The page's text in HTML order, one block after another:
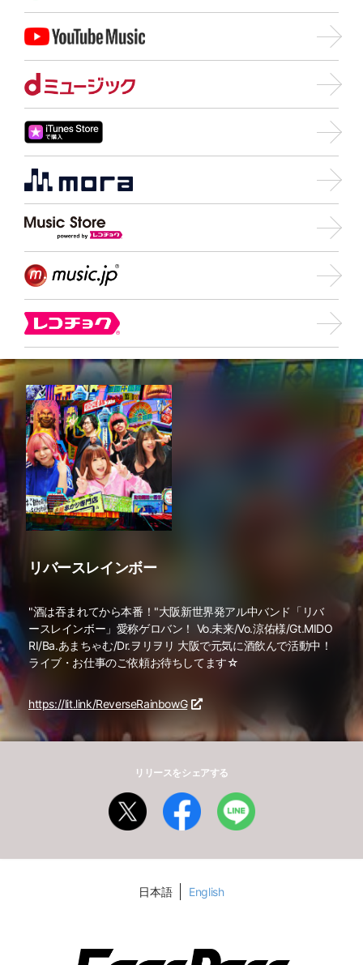
リバースレインボー
"酒は吞まれてから本番！"大阪新世界発アル中バンド「リバ
ースレインボー」愛称ゲロバン！ Vo.未来/Vo.涼佑様/Gt.MIDO
RI/Ba.あまちゃむ/Dr.ヲリヲリ 大阪で元気に酒飲んで活動中！
ライブ・お仕事のご依頼お待ちしてます☆
https://lit.link/ReverseRainbowG
リリースをシェアする
日本語 English